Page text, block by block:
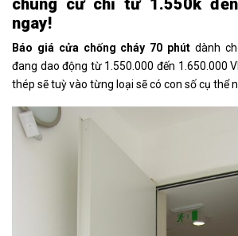
ngay!
Báo giá cửa chống cháy 70 phút dành
đang dao động từ 1.550.000 đến 1.650.000
thép sẽ tuỳ vào từng loại sẽ có con số cụ thể